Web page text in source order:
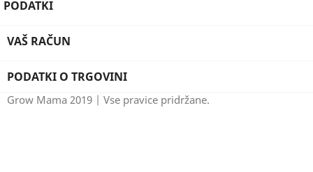
PODATKI
VAŠ RAČUN
PODATKI O TRGOVINI
Grow Mama 2019 | Vse pravice pridržane.